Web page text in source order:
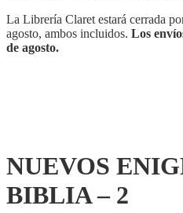
2
cantidad
La Librería Claret estará cerrada
agosto, ambos incluidos. Los
de agosto.
NUEVOS
BIBLIA – 2